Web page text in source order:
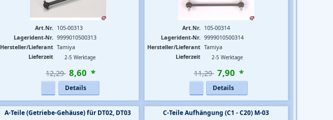
Art.Nr. 105-00313
Lagerident-Nr. 9999010500313
Hersteller/Lieferant Tamiya
Lieferzeit
2-5 Werktage
12,29  8,60 *
Details
Art.Nr. 105-00314
Lagerident-Nr. 9999010500314
Hersteller/Lieferant Tamiya
Lieferzeit
2-5 Werktage
11,29  7,90 *
Details
A-Teile (Getriebe-Gehäuse) für DT02, DT03 C-Teile Aufhängung (C1 - C20) M-03